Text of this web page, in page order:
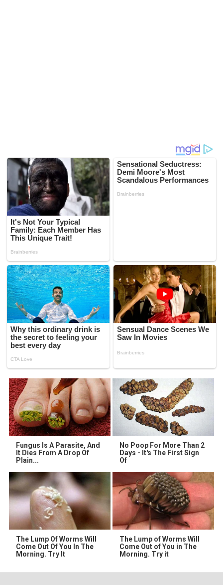
Fungus Is A Parasite, And
It Dies From A Drop Of
Plain...
No Poop For More Than 2
Days - It's The First Sign
Of
The Lump Of Worms Will
Come Out Of You In The
Morning. Try It
The Lump of Worms Will
Come Out of You in The
Morning. Try it